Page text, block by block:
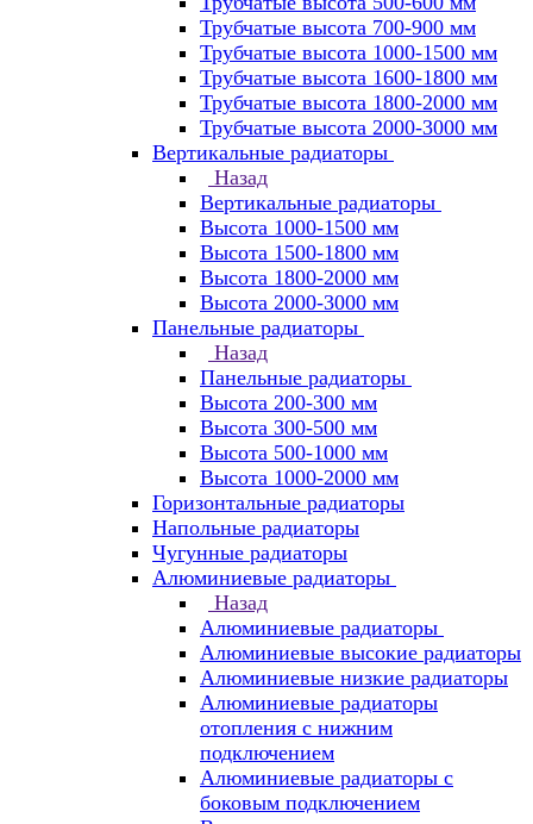
Трубчатые высота 700-900 мм
Трубчатые высота 1000-1500 мм
Трубчатые высота 1600-1800 мм
Трубчатые высота 1800-2000 мм
Трубчатые высота 2000-3000 мм
Вертикальные радиаторы
Назад
Вертикальные радиаторы
Высота 1000-1500 мм
Высота 1500-1800 мм
Высота 1800-2000 мм
Высота 2000-3000 мм
Панельные радиаторы
Назад
Панельные радиаторы
Высота 200-300 мм
Высота 300-500 мм
Высота 500-1000 мм
Высота 1000-2000 мм
Горизонтальные радиаторы
Напольные радиаторы
Чугунные радиаторы
Алюминиевые радиаторы
Назад
Алюминиевые радиаторы
Алюминиевые высокие радиаторы
Алюминиевые низкие радиаторы
Алюминиевые радиаторы
отопления с нижним
подключением
Алюминиевые радиаторы с
боковым подключением